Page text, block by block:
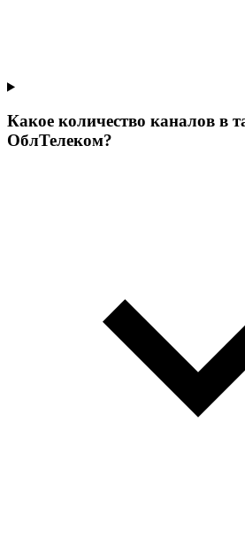
Какое количество каналов в
ОблТелеком?